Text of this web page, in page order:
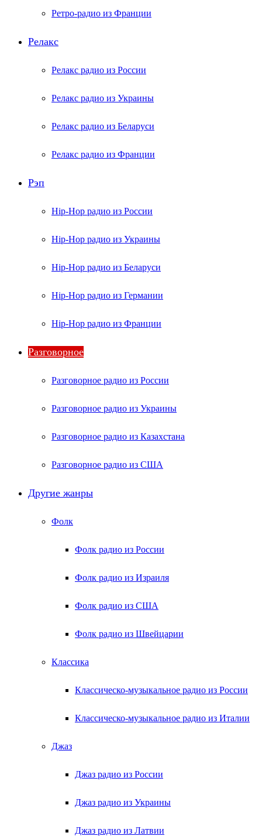
Ретро-радио из Франции
Релакс
Релакс радио из России
Релакс радио из Украины
Релакс радио из Беларуси
Релакс радио из Франции
Рэп
Hip-Hop радио из России
Hip-Hop радио из Украины
Hip-Hop радио из Беларуси
Hip-Hop радио из Германии
Hip-Hop радио из Франции
Разговорное
Разговорное радио из России
Разговорное радио из Украины
Разговорное радио из Казахстана
Разговорное радио из США
Другие жанры
Фолк
Фолк радио из России
Фолк радио из Израиля
Фолк радио из США
Фолк радио из Швейцарии
Классика
Классическо-музыкальное радио из России
Классическо-музыкальное радио из Италии
Джаз
Джаз радио из России
Джаз радио из Украины
Джаз радио из Латвии